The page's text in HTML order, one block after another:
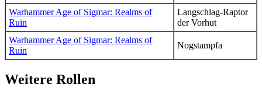
Warhammer Age of Sigmar: Realms of
Ruin
Langschlag-Raptor
der Vorhut
Warhammer Age of Sigmar: Realms of
Ruin
Nogstampfa
Weitere Rollen